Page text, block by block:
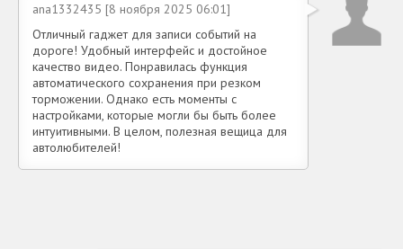
ana1332435 [8 ноября 2025 06:01]
Отличный гаджет для записи событий на
дороге! Удобный интерфейс и достойное
качество видео. Понравилась функция
автоматического сохранения при резком
торможении. Однако есть моменты с
настройками, которые могли бы быть более
интуитивными. В целом, полезная вещица для
автолюбителей!